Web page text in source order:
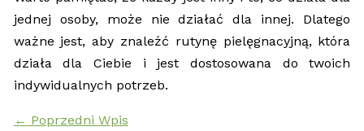
jednej osoby, może nie działać dla innej. Dlatego
ważne jest, aby znaleźć rutynę pielęgnacyjną, która
działa dla Ciebie i jest dostosowana do twoich
indywidualnych potrzeb.
← Poprzedni Wpis